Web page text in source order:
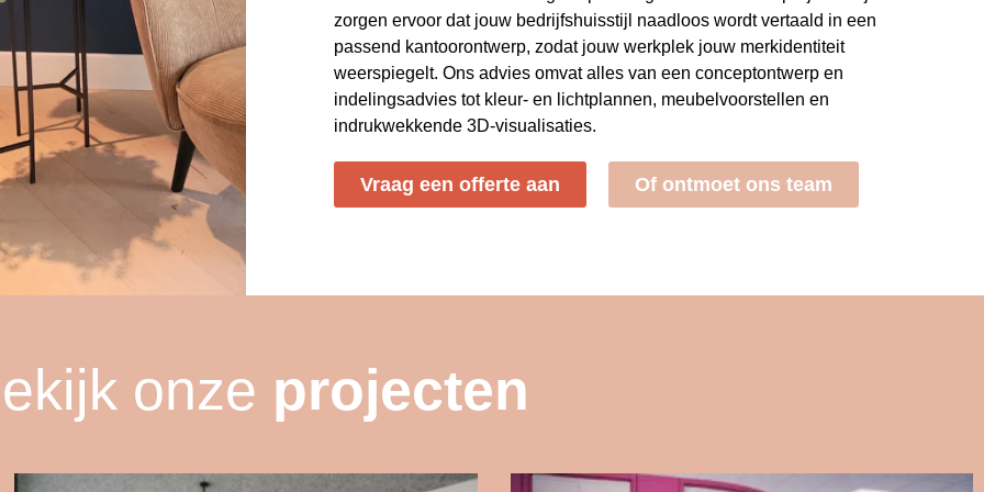
zorgen ervoor dat jouw bedrijfshuisstijl naadloos wordt vertaald in een
passend kantoorontwerp, zodat jouw werkplek jouw merkidentiteit
weerspiegelt. Ons advies omvat alles van een conceptontwerp en
indelingsadvies tot kleur- en lichtplannen, meubelvoorstellen en
indrukwekkende 3D-visualisaties.
Vraag een offerte aan Of ontmoet ons team
onze projecten